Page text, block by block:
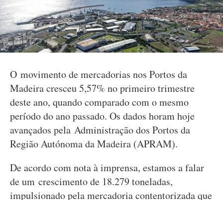
O movimento de mercadorias nos Portos da
Madeira cresceu 5,57% no primeiro trimestre
deste ano, quando comparado com o mesmo
período do ano passado. Os dados horam hoje
avançados pela Administração dos Portos da
Região Autónoma da Madeira (APRAM).
De acordo com nota à imprensa, estamos a falar
de um crescimento de 18.279 toneladas,
impulsionado pela mercadoria contentorizada que